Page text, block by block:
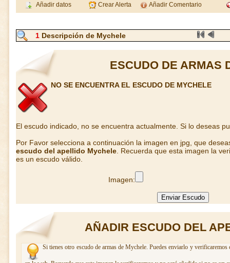
Añadir datos Crear Alerta Añadir Comentario
1 Descripción de Mychele
ESCUDO DE ARMAS
NO SE ENCUENTRA EL ESCUDO DE MYCHELE
El escudo indicado, no se encuentra actualmente. Si lo deseas
Por Favor selecciona a continuación la imagen en jpg, que
escudo del apellido Mychele . Recuerda que esta imagen la
es un escudo válido.
Imagen:
AÑADIR ESCUDO DEL
Si tienes otro escudo de armas de Mychele. Puedes enviarlo y